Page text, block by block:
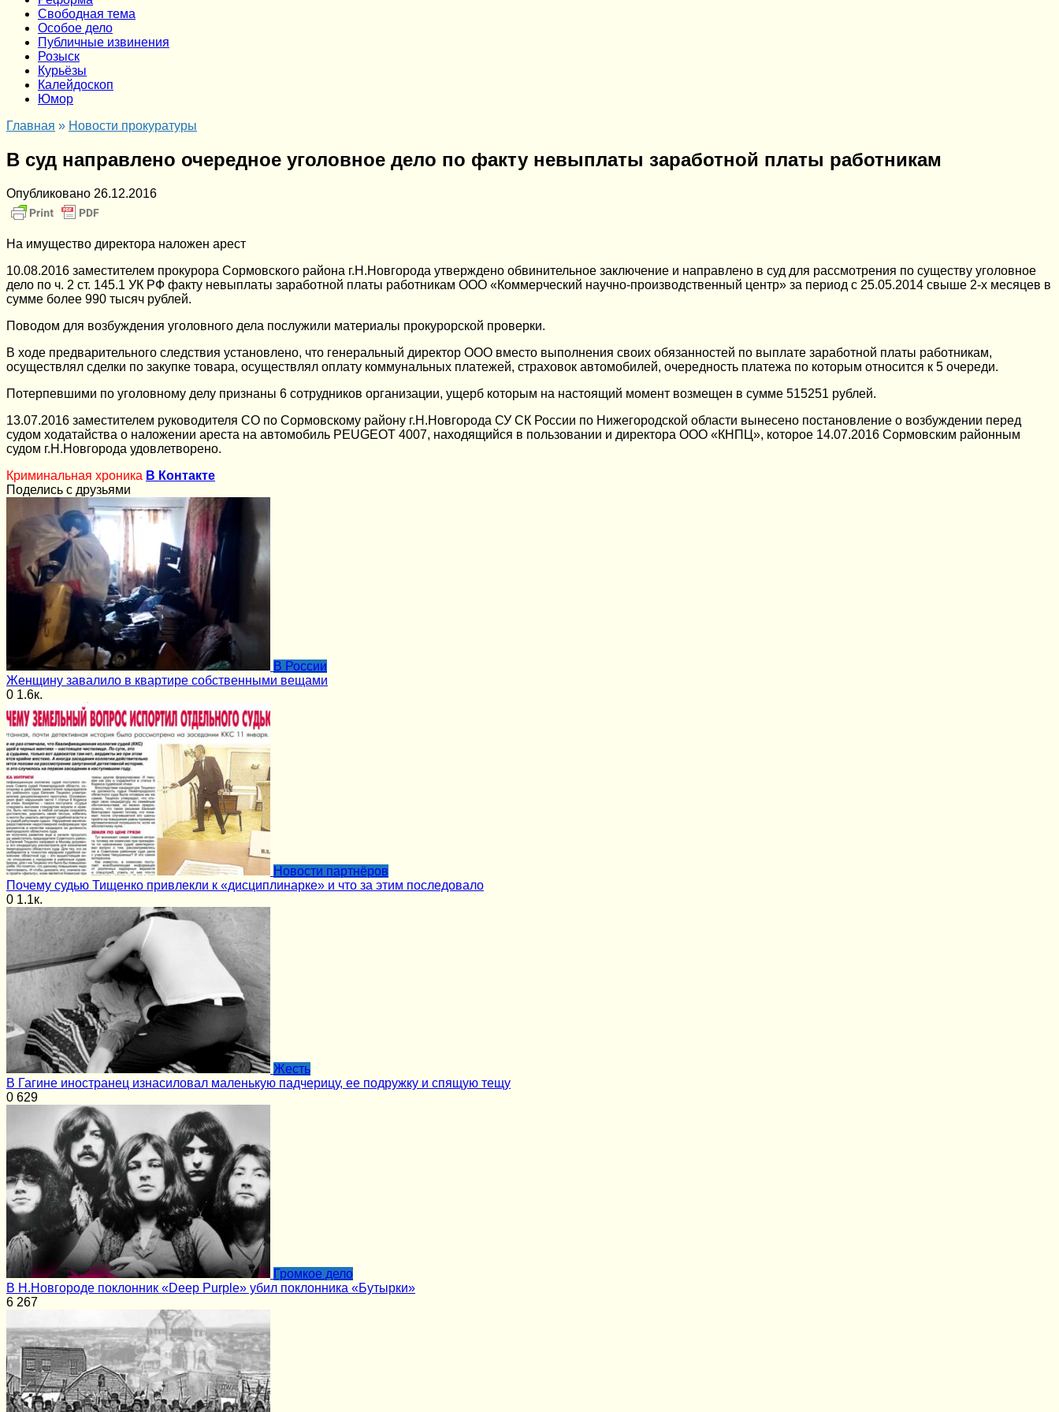
Cвободная тема
Особое дело
Публичные извинения
Розыск
Курьёзы
Калейдоскоп
Юмор
Главная » Новости прокуратуры
В суд направлено очередное уголовное дело по факту невыплаты заработной платы работникам
Опубликовано 26.12.2016
На имущество директора наложен арест
10.08.2016 заместителем прокурора Сормовского района г.Н.Новгорода утверждено обвинительное заключение и направлено в суд для рассмотрения по существу уголовное
дело по ч. 2 ст. 145.1 УК РФ факту невыплаты заработной платы работникам ООО «Коммерческий научно-производственный центр» за период с 25.05.2014 свыше 2-х месяцев в
сумме более 990 тысяч рублей.
Поводом для возбуждения уголовного дела послужили материалы прокурорской проверки.
В ходе предварительного следствия установлено, что генеральный директор ООО вместо выполнения своих обязанностей по выплате заработной платы работникам,
осуществлял сделки по закупке товара, осуществлял оплату коммунальных платежей, страховок автомобилей, очередность платежа по которым относится к 5 очереди.
Потерпевшими по уголовному делу признаны 6 сотрудников организации, ущерб которым на настоящий момент возмещен в сумме 515251 рублей.
13.07.2016 заместителем руководителя СО по Сормовскому району г.Н.Новгорода СУ СК России по Нижегородской области вынесено постановление о возбуждении перед
судом ходатайства о наложении ареста на автомобиль PEUGEOT 4007, находящийся в пользовании и директора ООО «КНПЦ», которое 14.07.2016 Сормовским районным
судом г.Н.Новгорода удовлетворено.
Криминальная хроника В Контакте
Поделись с друзьями
В России
Женщину завалило в квартире собственными вещами
0 1.6к.
Новости партнёров
Почему судью Тищенко привлекли к «дисциплинарке» и что за этим последовало
0 1.1к.
Жесть
В Гагине иностранец изнасиловал маленькую падчерицу, ее подружку и спящую тещу
0 629
Громкое дело
В Н.Новгороде поклонник «Deep Purple» убил поклонника «Бутырки»
6 267